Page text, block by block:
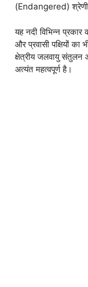
(Endangered) श्रेणी
यह नदी विभिन्न
और प्रवासी पक्षियों
क्षेत्रीय जलवायु संतुलन
अत्यंत महत्वपूर्ण है।